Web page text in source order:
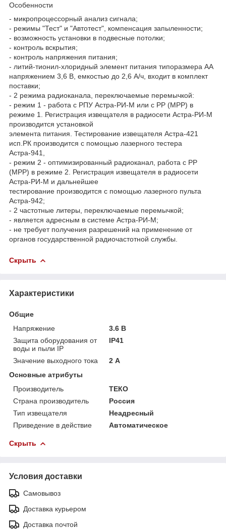
Особенности
- микропроцессорный анализ сигнала;
- режимы "Тест" и "Автотест", компенсация запыленности;
- возможность установки в подвесные потолки;
- контроль вскрытия;
- контроль напряжения питания;
- литий-тионил-хлоридный элемент питания типоразмера АА
напряжением 3,6 В, емкостью до 2,6 А/ч, входит в комплект
поставки;
- 2 режима радиоканала, переключаемые перемычкой:
- режим 1 - работа с РПУ Астра-РИ-М или с РР (МРР) в
режиме 1. Регистрация извещателя в радиосети Астра-РИ-М
производится установкой
элемента питания. Тестирование извещателя Астра-421
исп.РК производится с помощью лазерного тестера
Астра-941,
- режим 2 - оптимизированный радиоканал, работа с РР
(МРР) в режиме 2. Регистрация извещателя в радиосети
Астра-РИ-М и дальнейшее
тестирование производится с помощью лазерного пульта
Астра-942;
- 2 частотные литеры, переключаемые перемычкой;
- является адресным в системе Астра-РИ-М;
- не требует получения разрешений на применение от
органов государственной радиочастотной службы.
Скрыть
Характеристики
Общие
Напряжение
3.6 В
Защита оборудования от
воды и пыли IP
IP41
Значение выходного тока
2 А
Основные атрибуты
Производитель
ТЕКО
Страна производитель
Россия
Тип извещателя
Неадресный
Приведение в действие
Автоматическое
Скрыть
Условия доставки
Самовывоз
Доставка курьером
Доставка почтой